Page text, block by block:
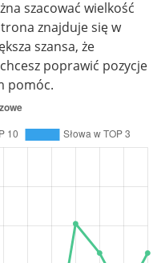
szacować wielkość
znajduje się w
szansa, że
poprawić pozycje
pomóc.